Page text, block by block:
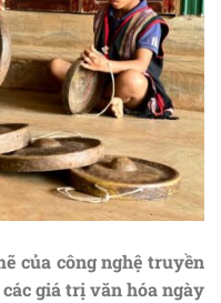
của công nghệ truyền
giá trị văn hóa ngày